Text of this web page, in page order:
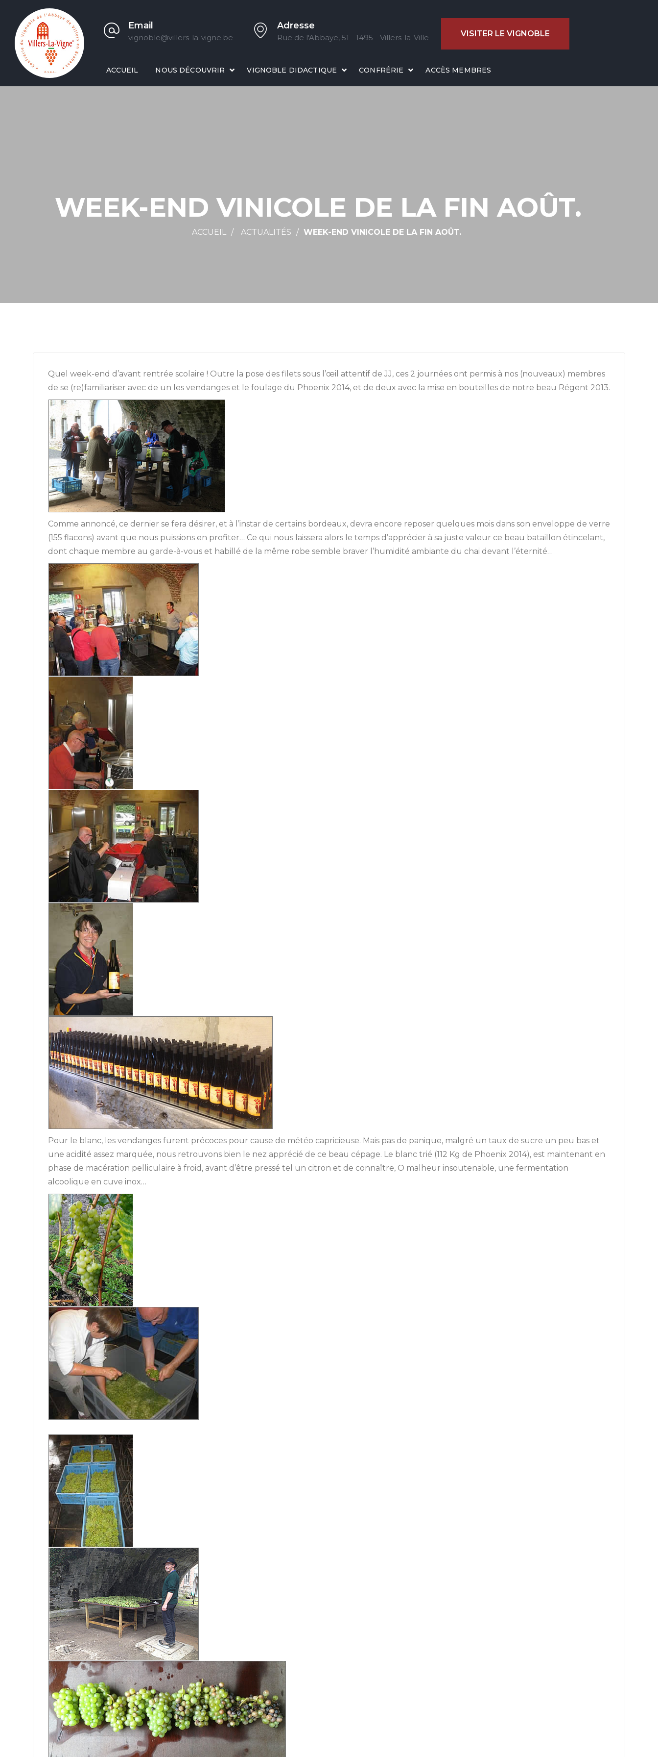
Email
vignoble@villers-la-vigne.be
Adresse
Rue de l'Abbaye, 51 - 1495 - Villers-la-Ville VISITER LE VIGNOBLE
ACCUEIL NOUS DÉCOUVRIR VIGNOBLE DIDACTIQUE CONFRÉRIE ACCÈS MEMBRES
WEEK-END VINICOLE DE LA FIN AOÛT.
ACCUEIL ACTUALITÉS WEEK-END VINICOLE DE LA FIN AOÛT.
Quel week-end d’avant rentrée scolaire ! Outre la pose des filets sous l’œil attentif de JJ, ces 2 journées ont permis à nos (nouveaux) membres
de se (re)familiariser avec de un les vendanges et le foulage du Phoenix 2014, et de deux avec la mise en bouteilles de notre beau Régent 2013.
Comme annoncé, ce dernier se fera désirer, et à l’instar de certains bordeaux, devra encore reposer quelques mois dans son enveloppe de verre
(155 flacons) avant que nous puissions en profiter… Ce qui nous laissera alors le temps d’apprécier à sa juste valeur ce beau bataillon étincelant,
dont chaque membre au garde-à-vous et habillé de la même robe semble braver l’humidité ambiante du chai devant l’éternité…
Pour le blanc, les vendanges furent précoces pour cause de météo capricieuse. Mais pas de panique, malgré un taux de sucre un peu bas et
une acidité assez marquée, nous retrouvons bien le nez apprécié de ce beau cépage. Le blanc trié (112 Kg de Phoenix 2014), est maintenant en
phase de macération pelliculaire à froid, avant d’être pressé tel un citron et de connaître, O malheur insoutenable, une fermentation
alcoolique en cuve inox…